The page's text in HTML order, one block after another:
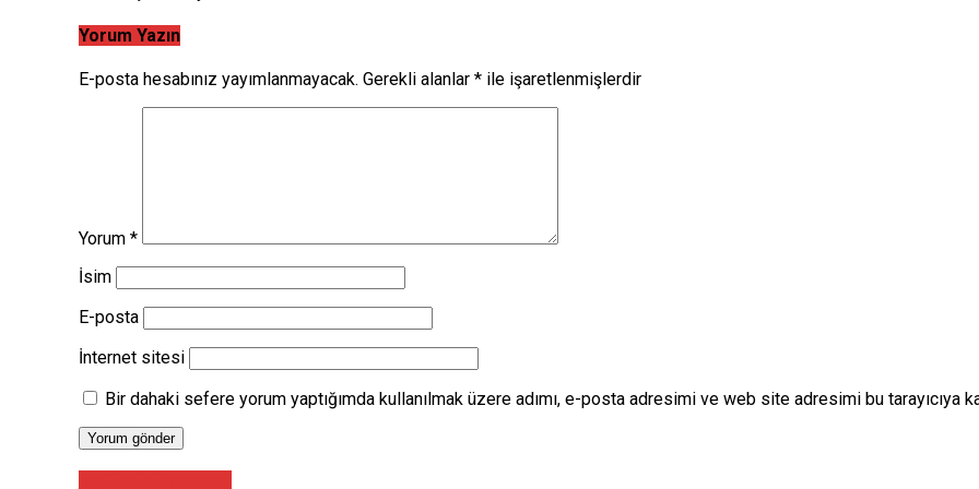
Yorum Yazın
E-posta hesabınız yayımlanmayacak. Gerekli alanlar * ile işaretlenmişlerdir
Yorum *
İsim
E-posta
İnternet sitesi
Bir dahaki sefere yorum yaptığımda kullanılmak üzere adımı, e-posta adresimi ve web site adresimi bu tarayıcıya